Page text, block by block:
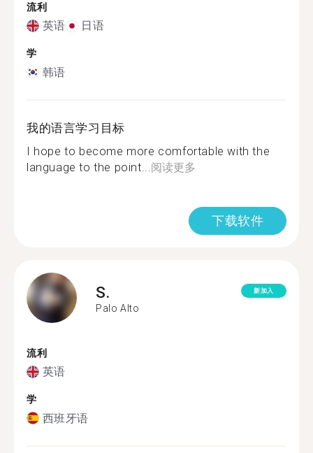
流利
英语 日语
学
韩语
我的语言学习目标
I hope to become more comfortable with the
language to the point... 阅读更多
下载软件
S.
Palo Alto
新加入
流利
英语
学
西班牙语